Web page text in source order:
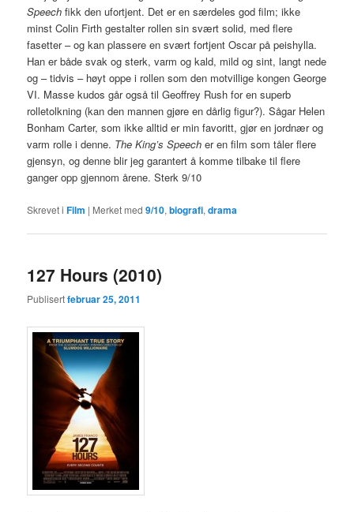
Speech fikk den ufortjent. Det er en særdeles god film; ikke
minst Colin Firth gestalter rollen sin svært solid, med flere
fasetter – og kan plassere en svært fortjent Oscar på peishylla.
Han er både svak og sterk, varm og kald, mild og sint, langt nede
og – tidvis – høyt oppe i rollen som den motvillige kongen George
VI. Masse kudos går også til Geoffrey Rush for en superb
rolletolkning (kan den mannen gjøre en dårlig figur?). Sågar Helen
Bonham Carter, som ikke alltid er min favoritt, gjør en jordnær og
varm rolle i denne. The King’s Speech er en film som tåler flere
gjensyn, og denne blir jeg garantert å komme tilbake til flere
ganger opp gjennom årene. Sterk 9/10
Skrevet i Film | Merket med 9/10,biografi,drama
127 Hours (2010)
Publisertfebruar 25, 2011